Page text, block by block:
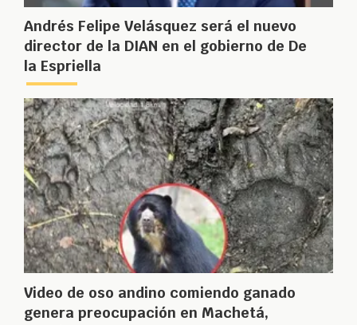
Andrés Felipe Velásquez será el nuevo
director de la DIAN en el gobierno de De
la Espriella
Video de oso andino comiendo ganado
genera preocupación en Machetá,